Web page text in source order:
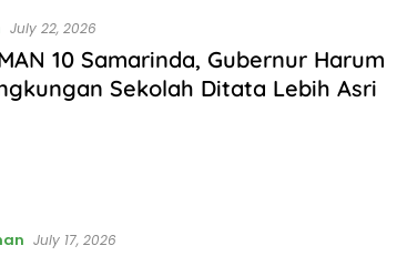
July 22, 2026
10 Samarinda, Gubernur Harum
Sekolah Ditata Lebih Asri
July 17, 2026